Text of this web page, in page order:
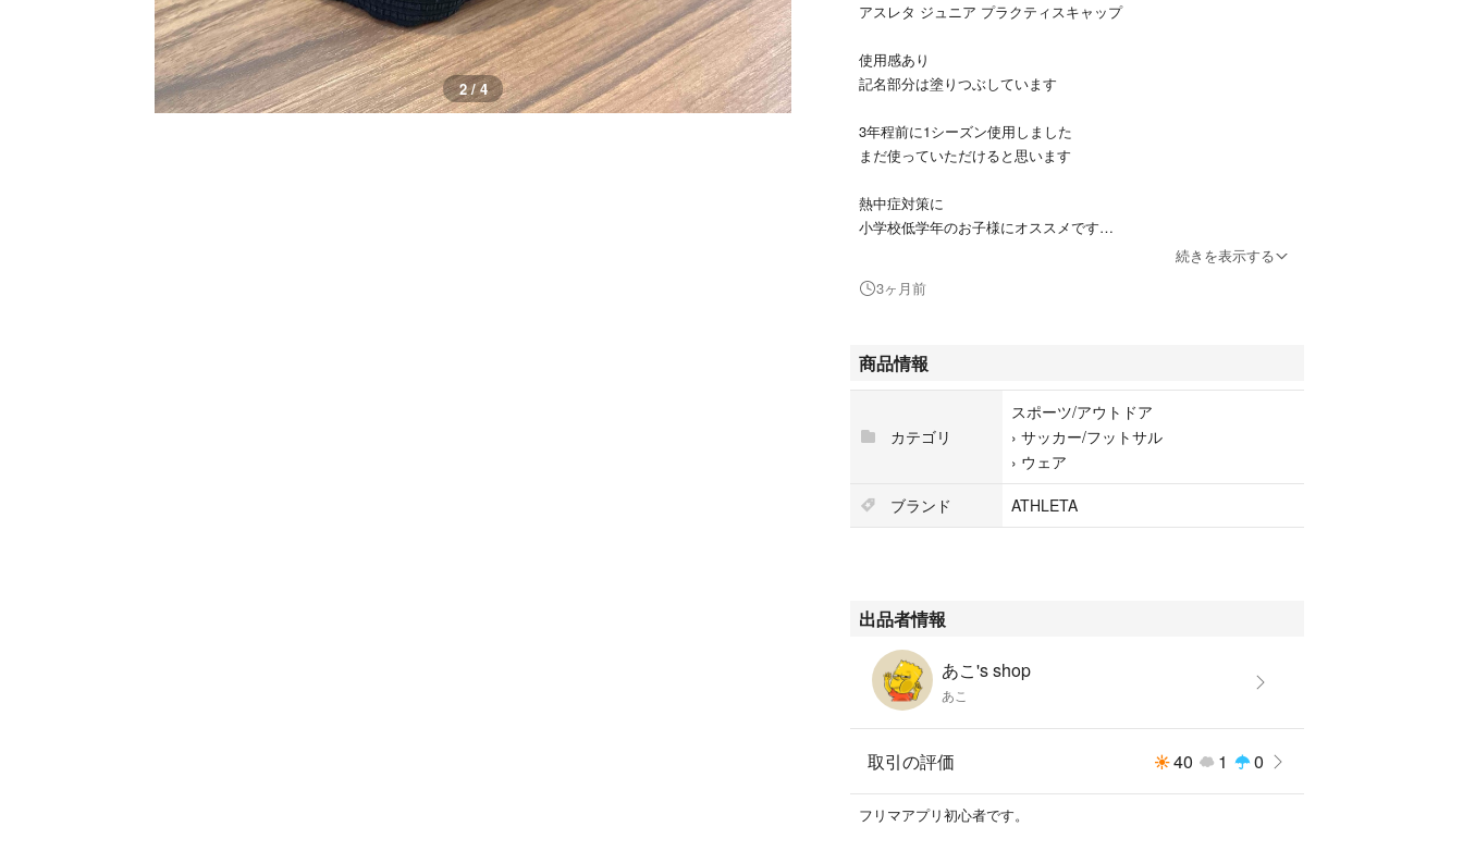
2 / 4
アスレタ ジュニア プラクティスキャップ
使用感あり
記名部分は塗りつぶしています
3年程前に1シーズン使用しました
まだ使っていただけると思います
熱中症対策に
小学校低学年のお子様にオススメです
#アスレタ
続きを表示する
3ヶ月前
商品情報
カテゴリ
スポーツ/アウトドア
› サッカー/フットサル
› ウェア
ブランド
ATHLETA
出品者情報
あこ's shop
あこ
取引の評価 40 1 0
フリマアプリ初心者です。